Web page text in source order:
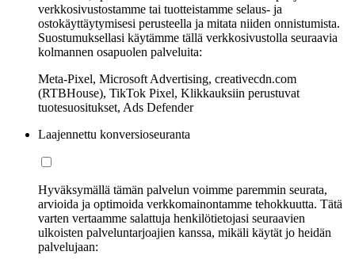
verkkosivustostamme tai tuotteistamme selaus- ja
ostokäyttäytymisesi perusteella ja mitata niiden onnistumista.
Suostumuksellasi käytämme tällä verkkosivustolla seuraavia
kolmannen osapuolen palveluita:
Meta-Pixel, Microsoft Advertising, creativecdn.com
(RTBHouse), TikTok Pixel, Klikkauksiin perustuvat
tuotesuositukset, Ads Defender
Laajennettu konversioseuranta
Hyväksymällä tämän palvelun voimme paremmin seurata,
arvioida ja optimoida verkkomainontamme tehokkuutta. Tätä
varten vertaamme salattuja henkilötietojasi seuraavien
ulkoisten palveluntarjoajien kanssa, mikäli käytät jo heidän
palvelujaan: